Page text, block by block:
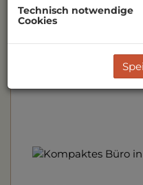
Technisch notwendige
Cookies